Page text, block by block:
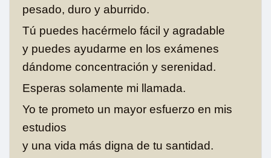
pesado, duro y aburrido.
Tú puedes hacérmelo fácil y agradable
y puedes ayudarme en los exámenes
dándome concentración y serenidad.
Esperas solamente mi llamada.
Yo te prometo un mayor esfuerzo en mis
estudios
y una vida más digna de tu santidad.